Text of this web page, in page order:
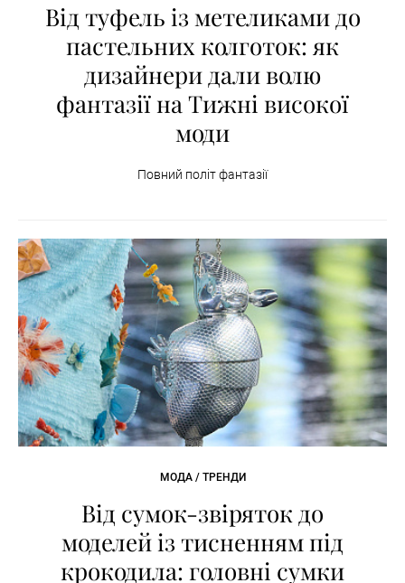
Від туфель із метеликами до
пастельних колготок: як
дизайнери дали волю
фантазії на Тижні високої
моди
Повний політ фантазії
МОДА / ТРЕНДИ
Від сумок-звіряток до
моделей із тисненням під
крокодила: головні сумки